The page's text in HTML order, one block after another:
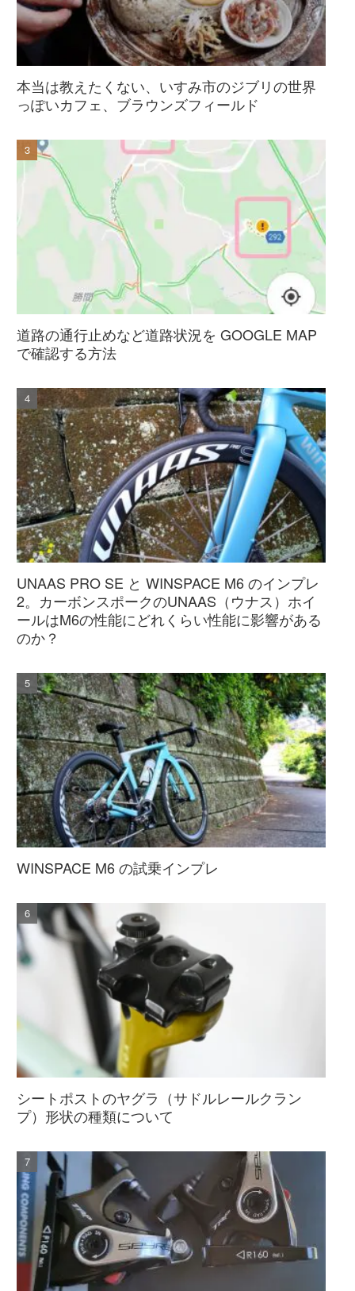
本当は教えたくない、いすみ市のジブリの世界
っぽいカフェ、ブラウンズフィールド
道路の通行止めなど道路状況を GOOGLE MAP
で確認する方法
UNAAS PRO SE と WINSPACE M6 のインプレ
2。カーボンスポークのUNAAS（ウナス）ホイ
ールはM6の性能にどれくらい性能に影響がある
のか？
WINSPACE M6 の試乗インプレ
シートポストのヤグラ（サドルレールクラン
プ）形状の種類について